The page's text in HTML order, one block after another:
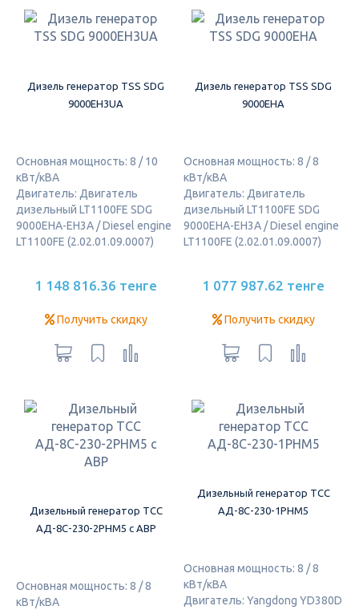
Дизель генератор TSS SDG
9000EH3UA
Основная мощность: 8 / 10
кВт/кВА
Двигатель: Двигатель
дизельный LT1100FE SDG
9000EHA-EH3A / Diesel engine
LT1100FE (2.02.01.09.0007)
1 148 816.36 тенге
Получить скидку
Дизель генератор TSS SDG
9000EHA
Основная мощность: 8 / 8
кВт/кВА
Двигатель: Двигатель
дизельный LT1100FE SDG
9000EHA-EH3A / Diesel engine
LT1100FE (2.02.01.09.0007)
1 077 987.62 тенге
Получить скидку
Дизельный генератор ТСС
АД-8С-230-2РНМ5 с АВР
Основная мощность: 8 / 8
кВт/кВА
Дизельный генератор ТСС
АД-8С-230-1РНМ5
Основная мощность: 8 / 8
кВт/кВА
Двигатель: Yangdong YD380D